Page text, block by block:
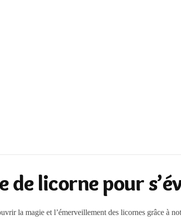
de licorne pour
la magie et l’émerveillement des licornes grâce à